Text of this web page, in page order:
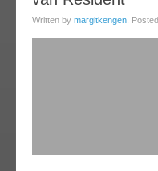
Written by margitkengen .